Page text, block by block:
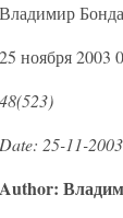
Владимир
25 ноября 2003 0
48(523)
Date: 25-11-2003
Author: